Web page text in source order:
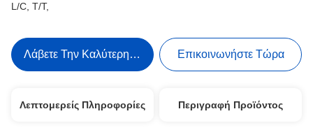
L/C, T/T,
Λάβετε Την Καλύτερη Τιμή Επικοινωνήστε Τώρα
Λεπτομερείς Πληροφορίες Περιγραφή Προϊόντος